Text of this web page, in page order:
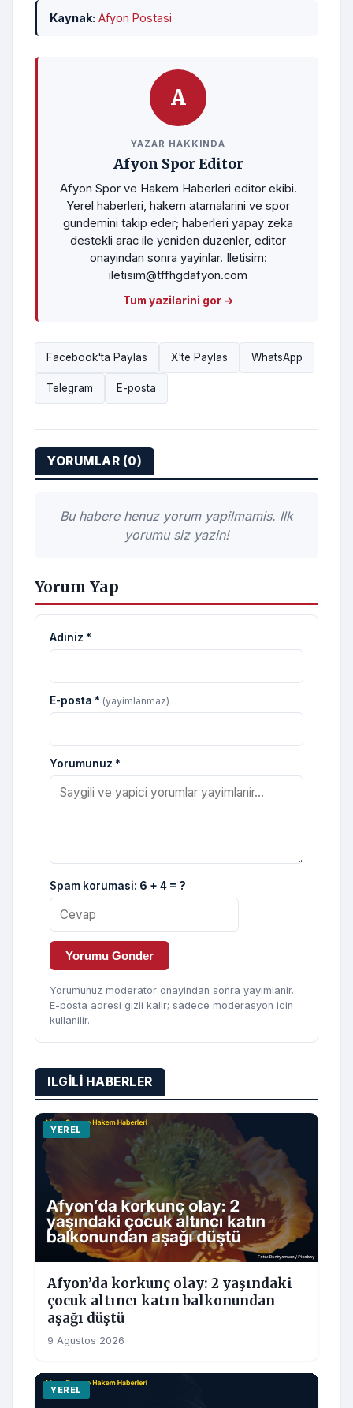
Kaynak: Afyon Postasi
A
YAZAR HAKKINDA
Afyon Spor Editor
Afyon Spor ve Hakem Haberleri editor ekibi.
Yerel haberleri, hakem atamalarini ve spor
gundemini takip eder; haberleri yapay zeka
destekli arac ile yeniden duzenler, editor
onayindan sonra yayinlar. Iletisim:
iletisim@tffhgdafyon.com
Tum yazilarini gor →
Facebook'ta Paylas X'te Paylas WhatsApp
Telegram E-posta
YORUMLAR (0)
Bu habere henuz yorum yapilmamis. Ilk
yorumu siz yazin!
Yorum Yap
Adiniz *
E-posta * (yayimlanmaz)
Yorumunuz *
Spam korumasi: 6 + 4 = ?
Yorumu Gonder
Yorumunuz moderator onayindan sonra yayimlanir.
E-posta adresi gizli kalir; sadece moderasyon icin
kullanilir.
ILGILI HABERLER
YEREL
Afyon’da korkunç olay: 2 yaşındaki
çocuk altıncı katın balkonundan
aşağı düştü
9 Agustos 2026
YEREL